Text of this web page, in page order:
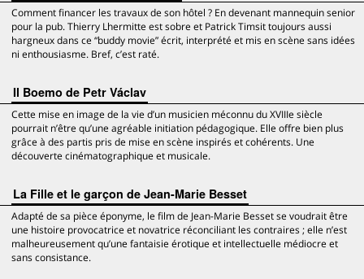
Comment financer les travaux de son hôtel ? En devenant mannequin senior
pour la pub. Thierry Lhermitte est sobre et Patrick Timsit toujours aussi
hargneux dans ce “buddy movie” écrit, interprété et mis en scène sans idées
ni enthousiasme. Bref, c’est raté.
Il Boemo de Petr Václav
Cette mise en image de la vie d’un musicien méconnu du XVIIIe siècle
pourrait n’être qu’une agréable initiation pédagogique. Elle offre bien plus
grâce à des partis pris de mise en scène inspirés et cohérents. Une
découverte cinématographique et musicale.
La Fille et le garçon de Jean-Marie Besset
Adapté de sa pièce éponyme, le film de Jean-Marie Besset se voudrait être
une histoire provocatrice et novatrice réconciliant les contraires ; elle n’est
malheureusement qu’une fantaisie érotique et intellectuelle médiocre et
sans consistance.